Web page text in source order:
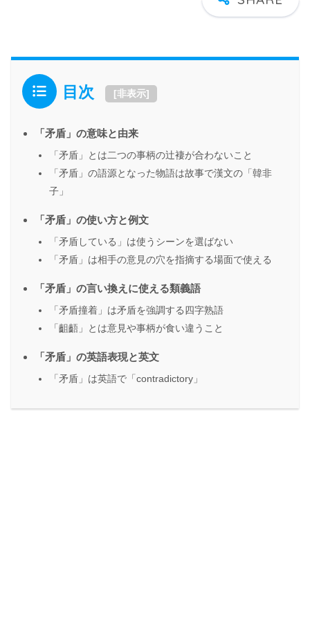
目次 [非表示]
「矛盾」の意味と由来
「矛盾」とは二つの事柄の辻褄が合わないこと
「矛盾」の語源となった物語は故事で漢文の「韓非
子」
「矛盾」の使い方と例文
「矛盾している」は使うシーンを選ばない
「矛盾」は相手の意見の穴を指摘する場面で使える
「矛盾」の言い換えに使える類義語
「矛盾撞着」は矛盾を強調する四字熟語
「齟齬」とは意見や事柄が食い違うこと
「矛盾」の英語表現と英文
「矛盾」は英語で「contradictory」